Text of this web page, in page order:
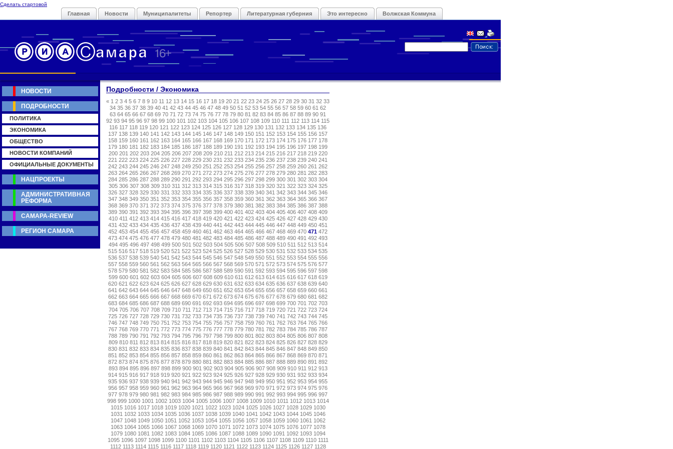
Сделать стартовой
Главная Новости Муниципалитеты Репортер Литературная губерния Это интересно Волжская Коммуна
Подробности / Экономика
« 1 2 3 4 5 6 7 8 9 10 11 12 13 14 15 16 17 18 19 20 21 22 23 24 25 26 27 28 29 30 31 32 33
34 35 36 37 38 39 40 41 42 43 44 45 46 47 48 49 50 51 52 53 54 55 56 57 58 59 60 61 62
63 64 65 66 67 68 69 70 71 72 73 74 75 76 77 78 79 80 81 82 83 84 85 86 87 88 89 90 91
92 93 94 95 96 97 98 99 100 101 102 103 104 105 106 107 108 109 110 111 112 113 114 115
116 117 118 119 120 121 122 123 124 125 126 127 128 129 130 131 132 133 134 135 136
137 138 139 140 141 142 143 144 145 146 147 148 149 150 151 152 153 154 155 156 157
158 159 160 161 162 163 164 165 166 167 168 169 170 171 172 173 174 175 176 177 178
179 180 181 182 183 184 185 186 187 188 189 190 191 192 193 194 195 196 197 198 199
200 201 202 203 204 205 206 207 208 209 210 211 212 213 214 215 216 217 218 219 220
221 222 223 224 225 226 227 228 229 230 231 232 233 234 235 236 237 238 239 240 241
242 243 244 245 246 247 248 249 250 251 252 253 254 255 256 257 258 259 260 261 262
263 264 265 266 267 268 269 270 271 272 273 274 275 276 277 278 279 280 281 282 283
284 285 286 287 288 289 290 291 292 293 294 295 296 297 298 299 300 301 302 303 304
305 306 307 308 309 310 311 312 313 314 315 316 317 318 319 320 321 322 323 324 325
326 327 328 329 330 331 332 333 334 335 336 337 338 339 340 341 342 343 344 345 346
347 348 349 350 351 352 353 354 355 356 357 358 359 360 361 362 363 364 365 366 367
368 369 370 371 372 373 374 375 376 377 378 379 380 381 382 383 384 385 386 387 388
389 390 391 392 393 394 395 396 397 398 399 400 401 402 403 404 405 406 407 408 409
410 411 412 413 414 415 416 417 418 419 420 421 422 423 424 425 426 427 428 429 430
431 432 433 434 435 436 437 438 439 440 441 442 443 444 445 446 447 448 449 450 451
452 453 454 455 456 457 458 459 460 461 462 463 464 465 466 467 468 469 470 471 472
473 474 475 476 477 478 479 480 481 482 483 484 485 486 487 488 489 490 491 492 493
494 495 496 497 498 499 500 501 502 503 504 505 506 507 508 509 510 511 512 513 514
515 516 517 518 519 520 521 522 523 524 525 526 527 528 529 530 531 532 533 534 535
536 537 538 539 540 541 542 543 544 545 546 547 548 549 550 551 552 553 554 555 556
557 558 559 560 561 562 563 564 565 566 567 568 569 570 571 572 573 574 575 576 577
578 579 580 581 582 583 584 585 586 587 588 589 590 591 592 593 594 595 596 597 598
599 600 601 602 603 604 605 606 607 608 609 610 611 612 613 614 615 616 617 618 619
620 621 622 623 624 625 626 627 628 629 630 631 632 633 634 635 636 637 638 639 640
641 642 643 644 645 646 647 648 649 650 651 652 653 654 655 656 657 658 659 660 661
662 663 664 665 666 667 668 669 670 671 672 673 674 675 676 677 678 679 680 681 682
683 684 685 686 687 688 689 690 691 692 693 694 695 696 697 698 699 700 701 702 703
704 705 706 707 708 709 710 711 712 713 714 715 716 717 718 719 720 721 722 723 724
725 726 727 728 729 730 731 732 733 734 735 736 737 738 739 740 741 742 743 744 745
746 747 748 749 750 751 752 753 754 755 756 757 758 759 760 761 762 763 764 765 766
767 768 769 770 771 772 773 774 775 776 777 778 779 780 781 782 783 784 785 786 787
788 789 790 791 792 793 794 795 796 797 798 799 800 801 802 803 804 805 806 807 808
809 810 811 812 813 814 815 816 817 818 819 820 821 822 823 824 825 826 827 828 829
830 831 832 833 834 835 836 837 838 839 840 841 842 843 844 845 846 847 848 849 850
851 852 853 854 855 856 857 858 859 860 861 862 863 864 865 866 867 868 869 870 871
872 873 874 875 876 877 878 879 880 881 882 883 884 885 886 887 888 889 890 891 892
893 894 895 896 897 898 899 900 901 902 903 904 905 906 907 908 909 910 911 912 913
914 915 916 917 918 919 920 921 922 923 924 925 926 927 928 929 930 931 932 933 934
935 936 937 938 939 940 941 942 943 944 945 946 947 948 949 950 951 952 953 954 955
956 957 958 959 960 961 962 963 964 965 966 967 968 969 970 971 972 973 974 975 976
977 978 979 980 981 982 983 984 985 986 987 988 989 990 991 992 993 994 995 996 997
998 999 1000 1001 1002 1003 1004 1005 1006 1007 1008 1009 1010 1011 1012 1013 1014
1015 1016 1017 1018 1019 1020 1021 1022 1023 1024 1025 1026 1027 1028 1029 1030
1031 1032 1033 1034 1035 1036 1037 1038 1039 1040 1041 1042 1043 1044 1045 1046
1047 1048 1049 1050 1051 1052 1053 1054 1055 1056 1057 1058 1059 1060 1061 1062
1063 1064 1065 1066 1067 1068 1069 1070 1071 1072 1073 1074 1075 1076 1077 1078
1079 1080 1081 1082 1083 1084 1085 1086 1087 1088 1089 1090 1091 1092 1093 1094
1095 1096 1097 1098 1099 1100 1101 1102 1103 1104 1105 1106 1107 1108 1109 1110 1111
1112 1113 1114 1115 1116 1117 1118 1119 1120 1121 1122 1123 1124 1125 1126 1127 1128
НОВОСТИ
ПОДРОБНОСТИ
ПОЛИТИКА
ЭКОНОМИКА
ОБЩЕСТВО
НОВОСТИ КОМПАНИЙ
ОФИЦИАЛЬНЫЕ ДОКУМЕНТЫ
НАЦПРОЕКТЫ
АДМИНИСТРАТИВНАЯ
РЕФОРМА
САМАРА-REVIEW
РЕГИОН САМАРА